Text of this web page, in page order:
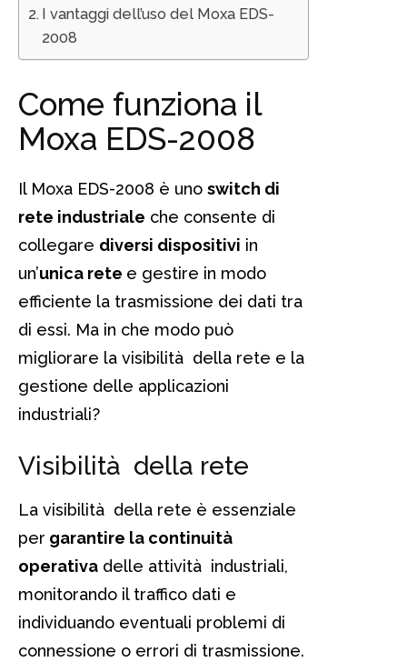
I vantaggi dell’uso del Moxa EDS-
2008
Come funziona il
Moxa EDS-2008
Il Moxa EDS-2008 è uno switch di
rete industriale che consente di
collegare diversi dispositivi in
un’unica rete e gestire in modo
efficiente la trasmissione dei dati tra
di essi. Ma in che modo può
migliorare la visibilità della rete e la
gestione delle applicazioni
industriali?
Visibilità della rete
La visibilità della rete è essenziale
per garantire la continuità
operativa delle attività industriali,
monitorando il traffico dati e
individuando eventuali problemi di
connessione o errori di trasmissione.